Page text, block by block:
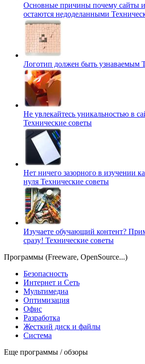
Основные причины почему сайты
остаются недоделанными
Логотип должен быть узнаваемым
Не увлекайтесь уникальностью в
Технические советы
Нет ничего зазорного в изучении
нуля Технические советы
Изучаете обучающий контент?
сразу! Технические советы
Программы (Freeware, OpenSource...)
Безопасность
Интернет и Сеть
Мультимедиа
Оптимизация
Офис
Разработка
Жесткий диск и файлы
Система
Еще программы / обзоры